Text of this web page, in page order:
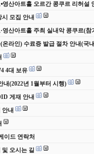
영산아트홀 오르간 콩쿠르 리허설
시 모집 안내
영산아트홀 주최 실내악 콩쿠르(참
온라인) 수료증 발급 절차 안내(국
4대 보유
내(2022년 1월부터 시행)
게재 안내
안내
이드 연락처
오시는 길